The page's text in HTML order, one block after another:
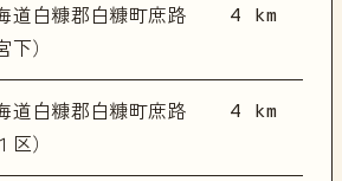
道白糠郡白糠町庶路
下）
4 km
道白糠郡白糠町庶路
区）
4 km